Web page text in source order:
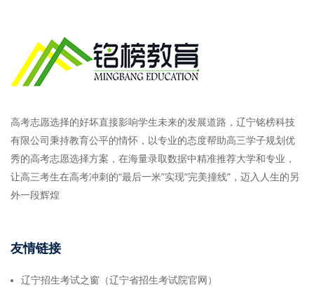
高考志愿选择的好坏直接影响学生未来的发展道路，辽宁铭榜科技
有限公司秉持教育公平的情怀，以专业的态度帮助高三学子规划优
秀的高考志愿选择方案，在海量录取数据中精准推荐大学和专业，
让高三考生在高考冲刺的“最后一米”实现“完美撞线”，迈入人生的另
外一段辉煌
友情链接
辽宁招生考试之窗（辽宁省招生考试院官网）